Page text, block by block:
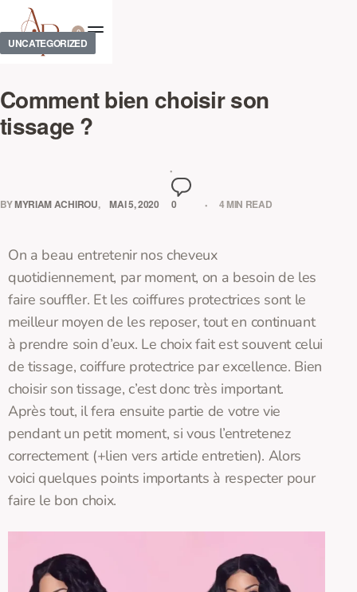
0
UNCATEGORIZED
Comment bien choisir son
tissage ?
BYMYRIAM ACHIROU MAI 5, 2020 0 4 MIN READ
On a beau entretenir nos cheveux
quotidiennement, par moment, on a besoin de les
faire souffler. Et les coiffures protectrices sont le
meilleur moyen de les reposer, tout en continuant
à prendre soin d’eux. Le choix fait est souvent celui
de tissage, coiffure protectrice par excellence. Bien
choisir son tissage, c’est donc très important.
Après tout, il fera ensuite partie de votre vie
pendant un petit moment, si vous l’entretenez
correctement (+lien vers article entretien). Alors
voici quelques points importants à respecter pour
faire le bon choix.